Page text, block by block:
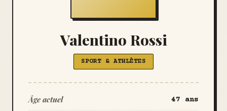
Valentino Rossi
SPORT & ATHLÈTES
Âge actuel 47 ans